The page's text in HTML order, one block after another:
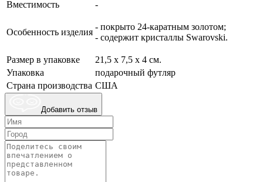
Вместимость
-
Особенность изделия
- покрыто 24-каратным золотом;
- содержит кристаллы Swarovski.
Размер в упаковке
21,5 х 7,5 х 4 см.
Упаковка
подарочный футляр
Страна производства США
Добавить отзыв